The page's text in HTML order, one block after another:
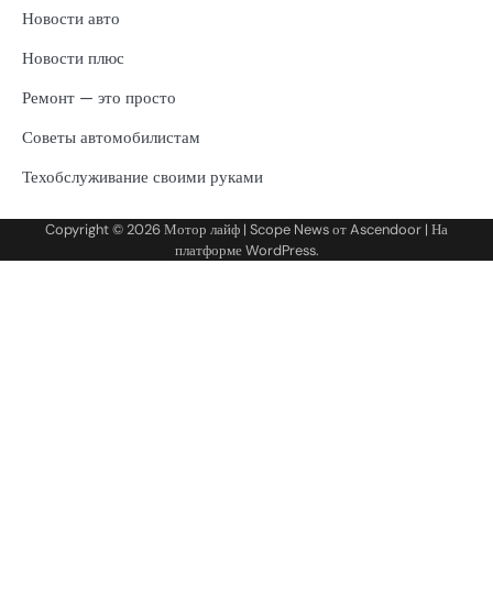
Новости авто
Новости плюс
Ремонт — это просто
Советы автомобилистам
Техобслуживание своими руками
Copyright © 2026Мотор лайф | Scope News отAscendoor | На
платформеWordPress.